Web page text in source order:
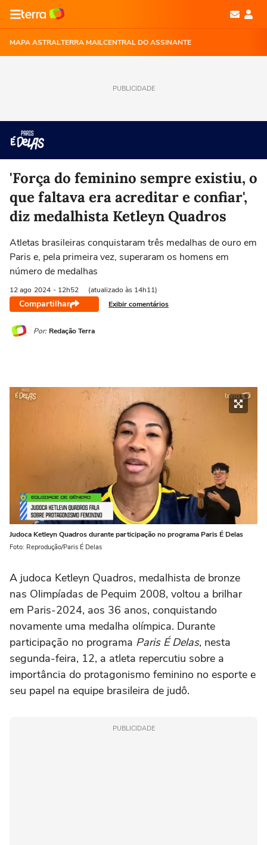
MAPA ASTRALTERRA MAILCENTRAL DO ASSINANTE
PUBLICIDADE
'Força do feminino sempre existiu, o
que faltava era acreditar e confiar',
diz medalhista Ketleyn Quadros
Atletas brasileiras conquistaram três medalhas de ouro em
Paris e, pela primeira vez, superaram os homens em
número de medalhas
12 ago 2024 - 12h52 (atualizado às 14h11)
Compartilhar Exibir comentários
Por: Redação Terra
Judoca Ketleyn Quadros durante participação no programa Paris É Delas
Foto: Reprodução/Paris É Delas
A judoca Ketleyn Quadros, medalhista de bronze
nas Olimpíadas de Pequim 2008, voltou a brilhar
em Paris-2024, aos 36 anos, conquistando
novamente uma medalha olímpica. Durante
participação no programa Paris É Delas, nesta
segunda-feira, 12, a atleta repercutiu sobre a
importância do protagonismo feminino no esporte e
seu papel na equipe brasileira de judô.
PUBLICIDADE